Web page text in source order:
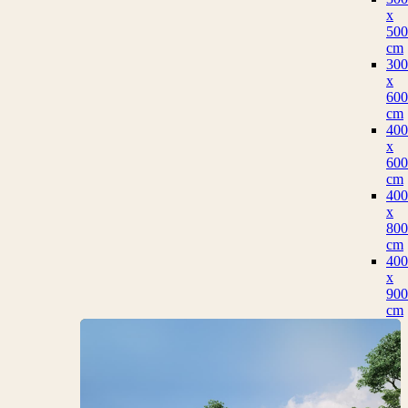
x
500
cm
300
x
600
cm
400
x
600
cm
400
x
800
cm
400
x
900
cm